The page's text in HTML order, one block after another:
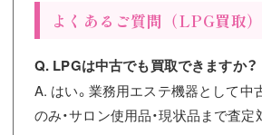
よくあるご質問（LPG買取）
Q. LPGは中古でも買取できますか？
A. はい。業務用エステ機器として中
のみ・サロン使用品・現状品まで査定